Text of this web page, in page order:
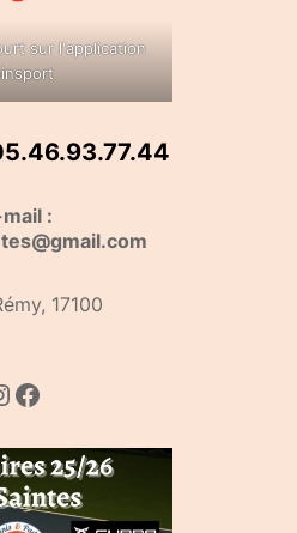
sur l'application
:
17100
Facebook